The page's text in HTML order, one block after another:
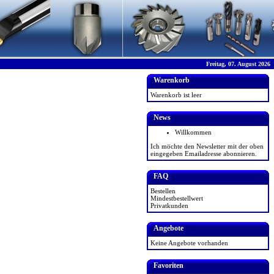
Freitag, 07. August 2026
Warenkorb
Warenkorb ist leer
News
Willkommen
Ich möchte den Newsletter mit der oben
eingegeben Emailadresse abonnieren.
FAQ
Bestellen
Mindestbestellwert
Privatkunden
Angebote
Keine Angebote vorhanden
Favoriten